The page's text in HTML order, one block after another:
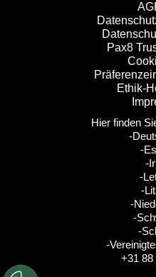
Pax8
Hier finden
-
-
-
-
-
-
-
-
-
+31 88